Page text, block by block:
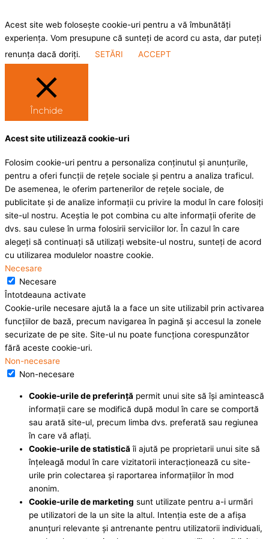
Acest site web folosește cookie-uri pentru a vă îmbunătăți
experiența. Vom presupune că sunteți de acord cu asta, dar puteți
renunța dacă doriți.
SETĂRI ACCEPT
Închide
Acest site utilizează cookie-uri
Folosim cookie-uri pentru a personaliza conținutul și anunțurile,
pentru a oferi funcții de rețele sociale și pentru a analiza traficul.
De asemenea, le oferim partenerilor de rețele sociale, de
publicitate și de analize informații cu privire la modul în care folosiți
site-ul nostru. Aceștia le pot combina cu alte informații oferite de
dvs. sau culese în urma folosirii serviciilor lor. În cazul în care
alegeți să continuați să utilizați website-ul nostru, sunteți de acord
cu utilizarea modulelor noastre cookie.
Necesare
Necesare
Întotdeauna activate
Cookie-urile necesare ajută la a face un site utilizabil prin activarea
funcţiilor de bază, precum navigarea în pagină şi accesul la zonele
securizate de pe site. Site-ul nu poate funcţiona corespunzător
fără aceste cookie-uri.
Non-necesare
Non-necesare
Cookie-urile de preferinţă permit unui site să îşi amintească
informaţii care se modifică după modul în care se comportă
sau arată site-ul, precum limba dvs. preferată sau regiunea
în care vă aflaţi.
Cookie-urile de statisticăîi ajută pe proprietarii unui site să
înţeleagă modul în care vizitatorii interacţionează cu site-
urile prin colectarea şi raportarea informaţiilor în mod
anonim.
Cookie-urile de marketing sunt utilizate pentru a-i urmări
pe utilizatori de la un site la altul. Intenţia este de a afişa
anunţuri relevante şi antrenante pentru utilizatorii individuali,